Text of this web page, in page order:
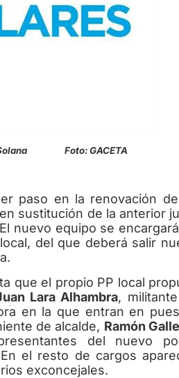
Foto: GACETA
paso en la renovación
sustitución de la anterior
nuevo equipo se
del que deberá salir
que el propio PP local
Lara Alhambra,
en la que entran en
de alcalde, Ramón
del nuevo
el resto de cargos
exconcejales.